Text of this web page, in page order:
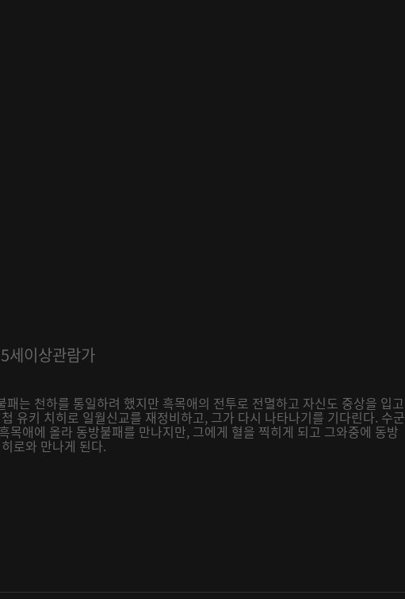
세이상관람가
패는 천하를 통일하려 했지만 흑목애의 전투로 전멸하고 자신도 중상을 입고
유키 치히로 일월신교를 재정비하고, 그가 다시 나타나기를 기다린다. 수군
목애에 올라 동방불패를 만나지만, 그에게 혈을 찍히게 되고 그와중에 동방
로와 만나게 된다.